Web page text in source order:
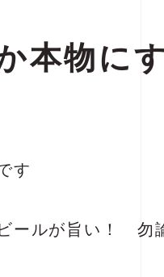
本物に
す
ールが旨い！ 勿